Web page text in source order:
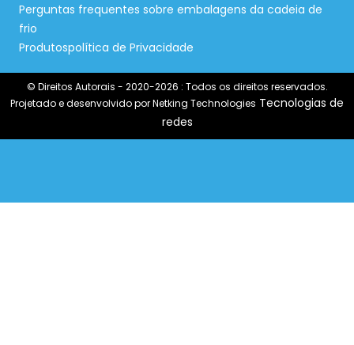
Perguntas frequentes sobre embalagens da cadeia de
frio
Produtospolítica de Privacidade
© Direitos Autorais - 2020-2026 : Todos os direitos reservados.
Projetado e desenvolvido por Netking Technologies Tecnologias de
redes